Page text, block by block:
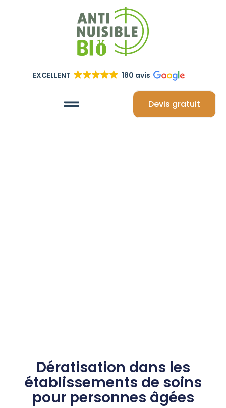
EXCELLENT 180 avis
Devis gratuit
Dératisation dans les
établissements de soins
pour personnes âgées